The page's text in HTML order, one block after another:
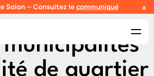
Solon — Consultez lecommuniqué x
de quartier